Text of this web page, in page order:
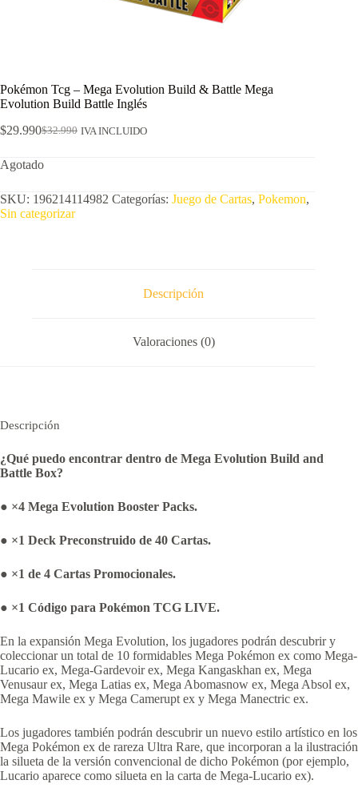
Pokémon Tcg – Mega Evolution Build & Battle Mega
Evolution Build Battle Inglés
$32.990
El
original
$32.990.
$29.990El
actual
$29.990.
IVA INCLUIDO
Agotado
SKU: 196214114982 Categorías: Juego de Cartas, Pokemon,
Sin categorizar
Descripción
Valoraciones (0)
Descripción
¿Qué puedo encontrar dentro de Mega Evolution Build and
Battle Box?
● ×4 Mega Evolution Booster Packs.
● ×1 Deck Preconstruido de 40 Cartas.
● ×1 de 4 Cartas Promocionales.
● ×1 Código para Pokémon TCG LIVE.
En la expansión Mega Evolution, los jugadores podrán descubrir y
coleccionar un total de 10 formidables Mega Pokémon ex como Mega-
Lucario ex, Mega-Gardevoir ex, Mega Kangaskhan ex, Mega
Venusaur ex, Mega Latias ex, Mega Abomasnow ex, Mega Absol ex,
Mega Mawile ex y Mega Camerupt ex y Mega Manectric ex.
Los jugadores también podrán descubrir un nuevo estilo artístico en los
Mega Pokémon ex de rareza Ultra Rare, que incorporan a la ilustración
la silueta de la versión convencional de dicho Pokémon (por ejemplo,
Lucario aparece como silueta en la carta de Mega-Lucario ex).